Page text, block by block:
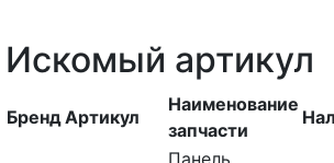
Искомый артикул
БрендАртикул
Наименование
запчасти
Пaнeль